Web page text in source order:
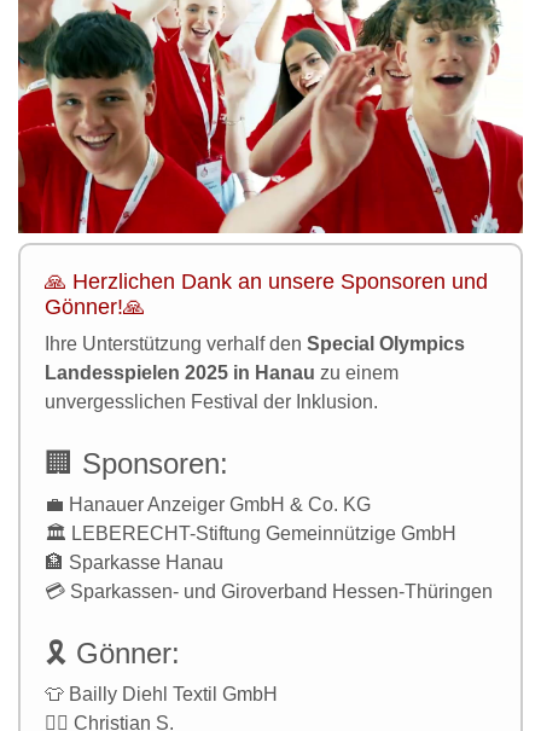
🙏 Herzlichen Dank an unsere Sponsoren und
Gönner!🙏
Ihre Unterstützung verhalf den Special Olympics
Landesspielen 2025 in Hanau zu einem
unvergesslichen Festival der Inklusion.
🏢 Sponsoren:
💼 Hanauer Anzeiger GmbH & Co. KG
🏛️ LEBERECHT-Stiftung Gemeinnützige GmbH
🏦 Sparkasse Hanau
💳 Sparkassen- und Giroverband Hessen-Thüringen
🎗️ Gönner:
👕 Bailly Diehl Textil GmbH
🙋‍♂️ Christian S.